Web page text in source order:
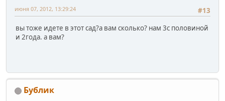
#13
июня 07, 2012, 13:29:24
вы тоже идете в этот сад?а вам сколько? нам 3с половиной
и 2года. а вам?
Бублик